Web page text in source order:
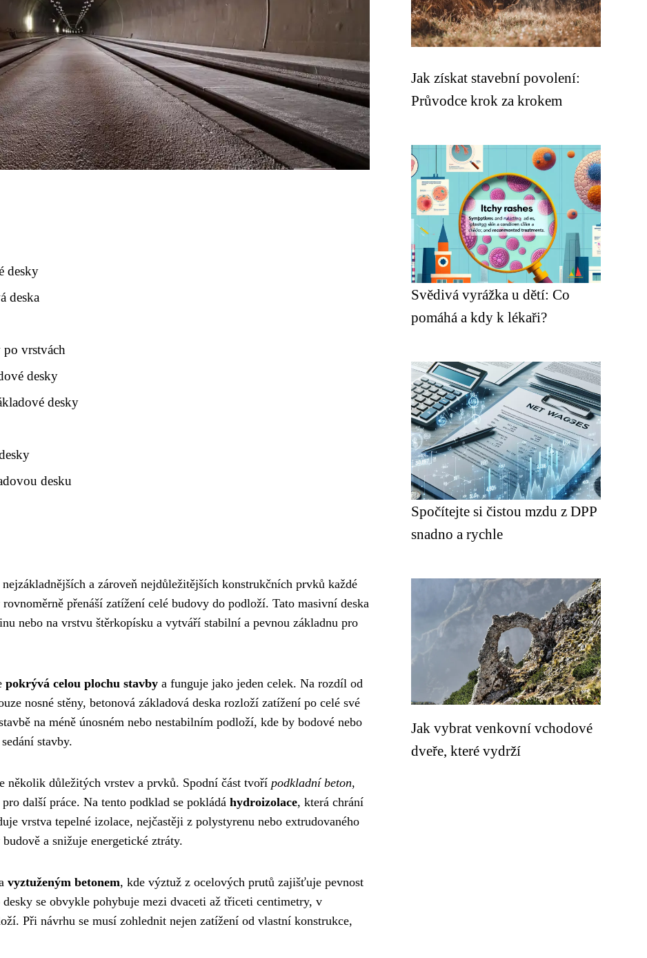
desky
deska
po vrstvách
desky
desky
desku
a zároveň nejdůležitějších konstrukčních prvků každé
přenáší zatížení celé budovy do podloží. Tato masivní deska
nebo na vrstvu štěrkopísku a vytváří stabilní a pevnou základnu pro
pokrývá celou plochu stavby a funguje jako jeden celek. Na rozdíl od
nosné stěny, betonová základová deska rozloží zatížení po celé své
na méně únosném nebo nestabilním podloží, kde by bodové nebo
stavby.
několik důležitých vrstev a prvků. Spodní část tvoří podkladní beton,
další práce. Na tento podklad se pokládá hydroizolace, která chrání
vrstva tepelné izolace, nejčastěji z polystyrenu nebo extrudovaného
a snižuje energetické ztráty.
vyztuženým betonem, kde výztuž z ocelových prutů zajišťuje pevnost
se obvykle pohybuje mezi dvaceti až třiceti centimetry, v
Při návrhu se musí zohlednit nejen zatížení od vlastní konstrukce,
Jak získat stavební povolení:
Průvodce krok za krokem
Svědivá vyrážka u dětí: Co
pomáhá a kdy k lékaři?
Spočítejte si čistou mzdu z DPP
snadno a rychle
Jak vybrat venkovní vchodové
dveře, které vydrží